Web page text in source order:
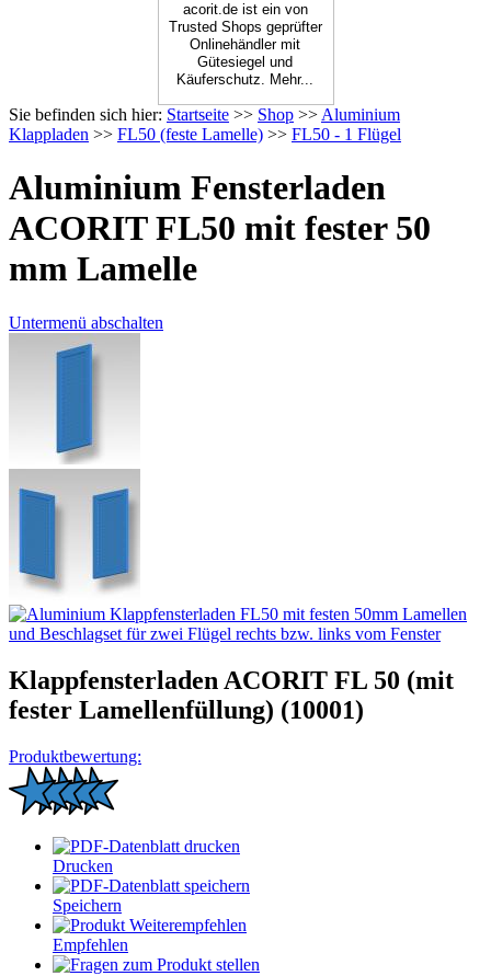
acorit.de ist ein von
Trusted Shops geprüfter
Onlinehändler mit
Gütesiegel und
Käuferschutz. Mehr...
Sie befinden sich hier: Startseite >> Shop >> Aluminium
Klappladen >> FL50 (feste Lamelle) >> FL50 - 1 Flügel
Aluminium Fensterladen
ACORIT FL50 mit fester 50
mm Lamelle
Untermenü abschalten
Klappfensterladen ACORIT FL 50 (mit
fester Lamellenfüllung) (10001)
Produktbewertung:
Drucken
Speichern
Empfehlen